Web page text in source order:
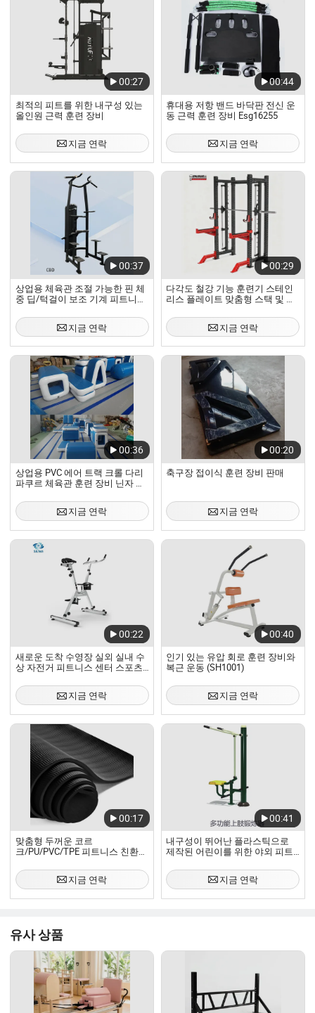
00:27
최적의 피트를 위한 내구성 있는
올인원 근력 훈련 장비
지금 연락
00:44
휴대용 저항 밴드 바닥판 전신 운
동 근력 훈련 장비 Esg16255
지금 연락
00:37
상업용 체육관 조절 가능한 핀 체
중 딥/턱걸이 보조 기계 피트니스
지금 연락
00:29
다각도 철강 기능 훈련기 스테인
리스 플레이트 맞춤형 스택 및 부
컴팩트 훈련 장비
지금 연락
00:36
상업용 PVC 에어 트랙 크롤 다리
파쿠르 체육관 훈련 장비 닌자 전
지금 연락
00:20
축구장 접이식 훈련 장비 판매
지금 연락
00:22
새로운 도착 수영장 실외 실내 수
상 자전거 피트니스 센터 스포츠
지금 연락
00:40
인기 있는 유압 회로 훈련 장비와
복근 운동 (SH1001)
지금 연락
00:17
맞춤형 두꺼운 코르
크/PU/PVC/TPE 피트니스 친환경
트 훈련 장비
지금 연락
00:41
내구성이 뛰어난 플라스틱으로
제작된 어린이를 위한 야외 피트
지금 연락
유사 상품